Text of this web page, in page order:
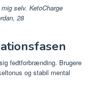
selv. KetoCharge
28
fedtforbrænding. Brugere
og stabil mental